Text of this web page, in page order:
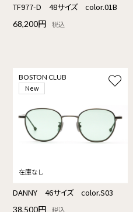
TF977-D 48サイズ color.01B
68,200円 税込
BOSTON CLUB
New
DANNY 46サイズ color.S03
38,500円 税込